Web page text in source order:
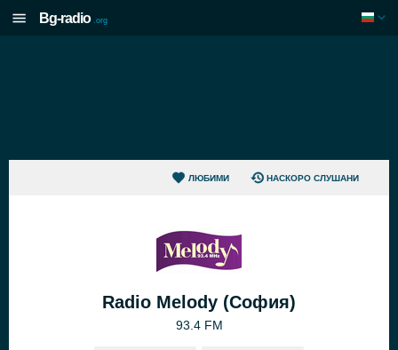
Bg-radio .org
ЛЮБИМИ НАСКОРО СЛУШАНИ
Radio Melody (София)
93.4 FM